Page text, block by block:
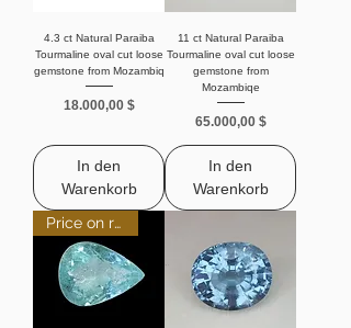
4.3 ct Natural Paraiba
Tourmaline oval cut loose
gemstone from Mozambiq
Preis
18.000,00 $
In den
Warenkorb
11 ct Natural Paraiba
Tourmaline oval cut loose
gemstone from
Mozambiqe
Preis
65.000,00 $
In den
Warenkorb
Price on request